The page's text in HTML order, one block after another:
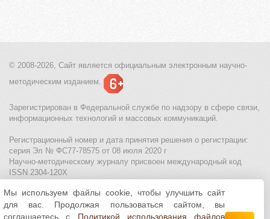
© 2008-2026, Сайт является официальным электронным научно-
методическим изданием.
Зарегистрирован в Федеральной службе по надзору в сфере связи,
информационных технологий и массовых коммуникаций.
Регистрационный номер и дата принятия решения о регистрации:
серия Эл № ФС77-78575 от 08 июля 2020 г
Научно-методическому журналу присвоен международный код
ISSN 2304-120X
МЦИТО|Школьные олимпиады и онлайн конкурсы для детей
Политика использования файлов cookie| Политика обработки и
защиты персональных данных
Мы используем файлы cookie, чтобы улучшить сайт
для вас. Продолжая пользоваться сайтом, вы
соглашаетесь с Политикой использования файлов